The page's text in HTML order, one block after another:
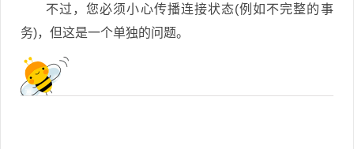
不过，您必须小心传播连接状态(例如不完整的事
务)，但这是一个单独的问题。